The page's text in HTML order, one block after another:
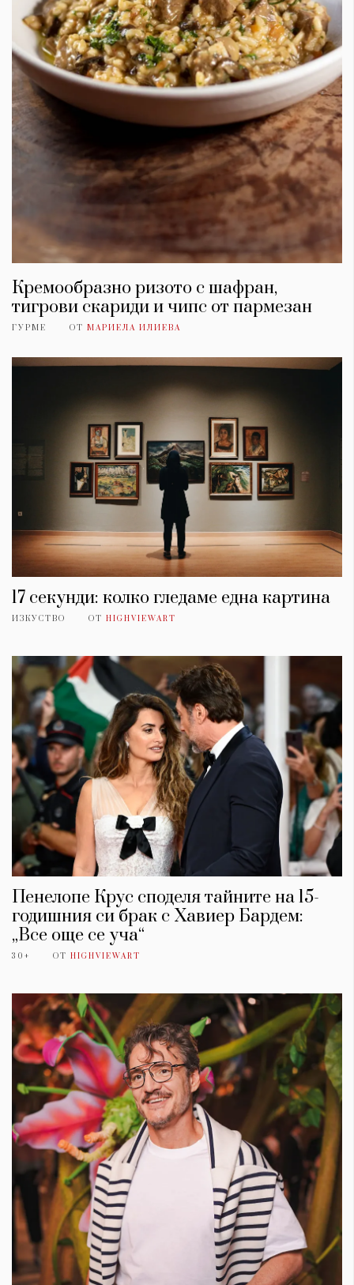
Кремообразно ризото с шафран,
тигрови скариди и чипс от пармезан
ГУРМЕ ОТ МАРИЕЛА ИЛИЕВА
17 секунди: колко гледаме една картина
ИЗКУСТВО ОТ HIGHVIEWART
Пенелопе Крус споделя тайните на 15-
годишния си брак с Хавиер Бардем:
„Все още се уча“
30+ ОТ HIGHVIEWART